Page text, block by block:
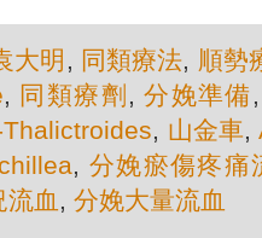
大明 , 同類療法, 順勢
, 同類療劑 ,分娩準備
, 山金車,
, 分娩瘀傷疼痛
血 , 分娩大量流血